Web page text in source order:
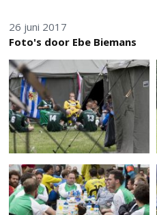
26 juni 2017
Foto's door Ebe Biemans